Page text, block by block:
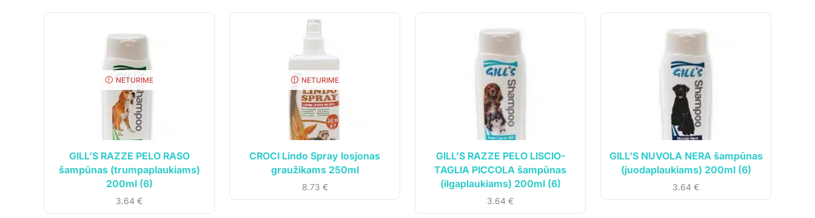
NETURIME
GILL’S RAZZE PELO RASO
šampūnas (trumpaplaukiams)
200ml (6)
3.64 €
NETURIME
CROCI Lindo Spray losjonas
graužikams 250ml
8.73 €
GILL’S RAZZE PELO LISCIO-
TAGLIA PICCOLA šampūnas
(ilgaplaukiams) 200ml (6)
3.64 €
GILL’S NUVOLA NERA šampūnas
(juodaplaukiams) 200ml (6)
3.64 €
UAB „Andruma”
Įmonės kodas: 306308303
PVM mokėtojo kodas: LT100017892614
Tel.: +370 699 75000
El. paštas:
aumiaumaistas@gmail.com
Informacija
Kontaktai
Pirkimo-pardavimo taisyklės
Privatumo politika
Siuntos sekimas